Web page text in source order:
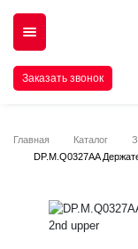
Заказать звонок
Главная Каталог
DP.M.Q0327AA